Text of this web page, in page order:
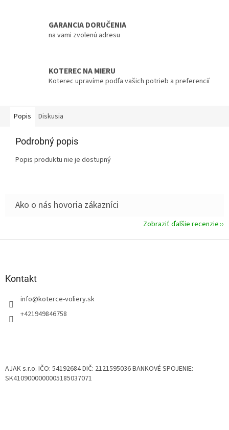
GARANCIA DORUČENIA
na vami zvolenú adresu
KOTEREC NA MIERU
Koterec upravíme podľa vašich potrieb a preferencií
Popis Diskusia
Podrobný popis
Popis produktu nie je dostupný
Zobraziť ďalšie recenzie
Kontakt
info@koterce-voliery.sk
+421949846758
AJAK s.r.o. IČO: 54192684 DIČ: 2121595036 BANKOVÉ SPOJENIE:
SK4109000000005185037071